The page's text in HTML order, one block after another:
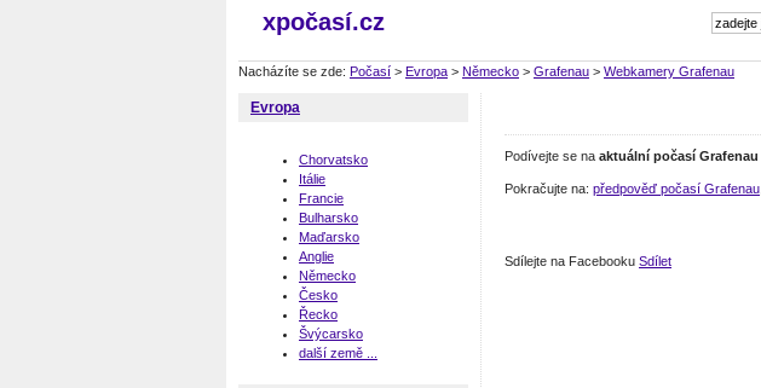
xpočasí.cz
Nacházíte se zde: Počasí > Evropa > Německo > Grafenau > Webkamery Grafenau
Evropa
Chorvatsko
Itálie
Francie
Bulharsko
Maďarsko
Anglie
Německo
Česko
Řecko
Švýcarsko
další země ...
Podívejte se na aktuální počasí Grafenau
Pokračujte na: předpověď počasí Grafenau
Sdílejte na Facebooku Sdílet